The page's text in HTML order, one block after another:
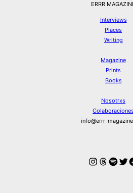
ERRR
Interviews
Places
Writing
Magazine
Prints
Books
Nosotrxs
info@errr-
Hilos